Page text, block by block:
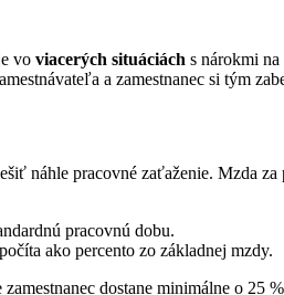
vo viacerých situáciách s nárokmi
a zamestnanec si tým
náhle pracovné zaťaženie. Mzda za
pracovnú dobu.
ako percento zo základnej mzdy.
zamestnanec dostane minimálne o 25